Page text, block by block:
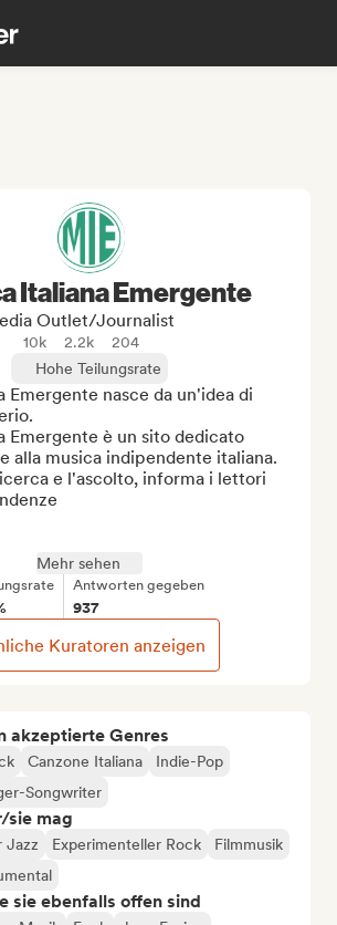
akzeptierte Genres
Canzone Italiana
Indie-Pop
Songwriter
sie mag
Jazz Experimenteller Rock
Filmmusik
sie ebenfalls offen sind
Italiana Emergente
Outlet/Journalist
10k 2.2k
204
Hohe Teilungsrate
Emergente nasce da un'idea di
Emergente è un sito dedicato
alla musica indipendente italiana.
e l'ascolto, informa i lettori
Mehr sehen
Antworten gegeben
937
Kuratoren anzeigen